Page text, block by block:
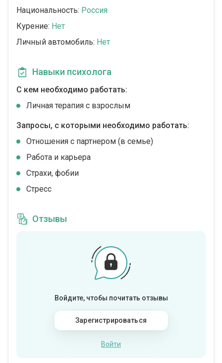
Национальность: Россия
Курение: Нет
Личный автомобиль: Нет
Навыки психолога
С кем необходимо работать:
Личная терапия с взрослым
Запросы, с которыми необходимо работать:
Отношения с партнером (в семье)
Работа и карьера
Страхи, фобии
Стресс
Отзывы
Войдите, чтобы почитать отзывы
Зарегистрироваться
Войти